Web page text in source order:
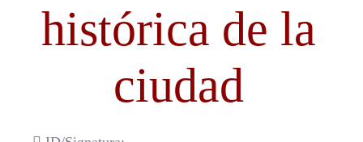
histórica de la
ciudad